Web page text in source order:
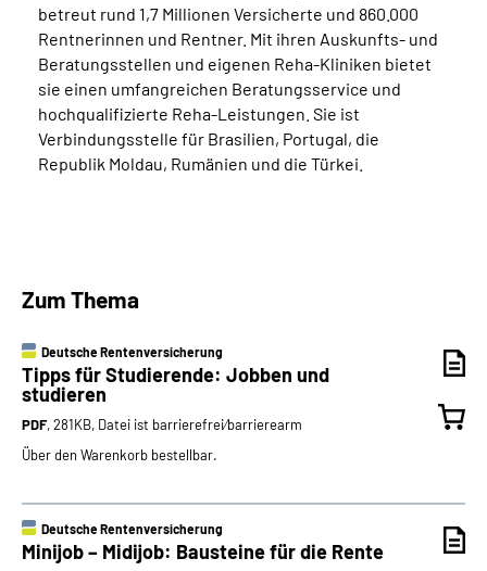
betreut rund 1,7 Millionen Versicherte und 860.000
Rentnerinnen und Rentner. Mit ihren Auskunfts- und
Beratungsstellen und eigenen Reha-Kliniken bietet
sie einen umfangreichen Beratungsservice und
hochqualifizierte Reha-Leistungen. Sie ist
Verbindungsstelle für Brasilien, Portugal, die
Republik Moldau, Rumänien und die Türkei.
Zum Thema
Deutsche Rentenversicherung
Tipps für Studierende: Jobben und
studieren
PDF, 281KB, Datei ist barrierefrei⁄barrierearm
Über den Warenkorb bestellbar.
Deutsche Rentenversicherung
Minijob – Midijob: Bausteine für die Rente